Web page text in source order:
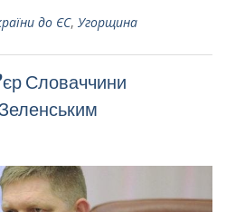
до ЄС, Угорщина
Словаччини